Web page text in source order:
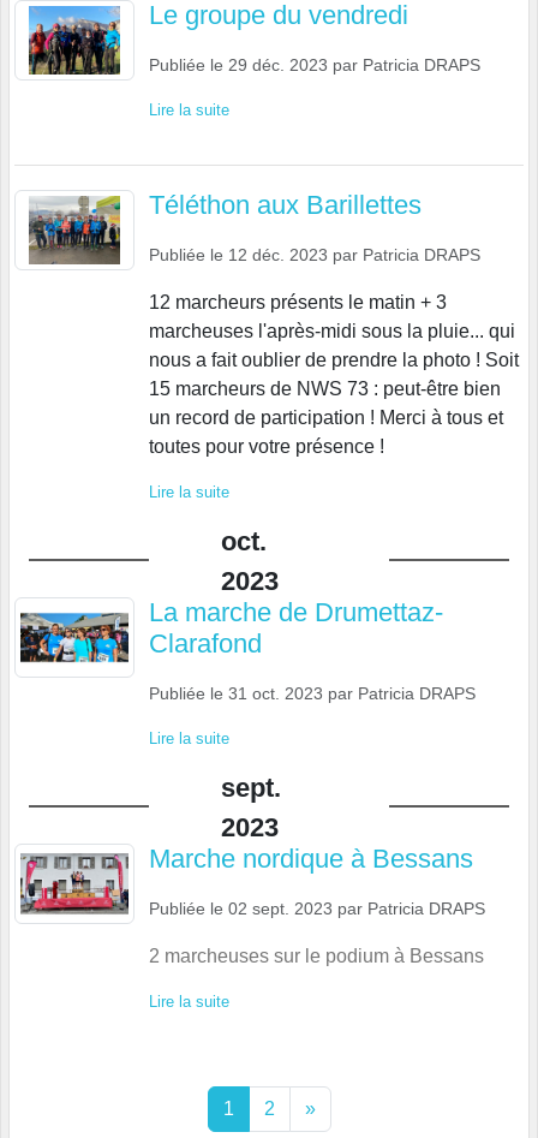
Le groupe du vendredi
Publiée le 29 déc. 2023 par Patricia DRAPS
Lire la suite
Téléthon aux Barillettes
Publiée le 12 déc. 2023 par Patricia DRAPS
12 marcheurs présents le matin + 3
marcheuses l'après-midi sous la pluie... qui
nous a fait oublier de prendre la photo ! Soit
15 marcheurs de NWS 73 : peut-être bien
un record de participation ! Merci à tous et
toutes pour votre présence !
Lire la suite
oct.
2023
La marche de Drumettaz-
Clarafond
Publiée le 31 oct. 2023 par Patricia DRAPS
Lire la suite
sept.
2023
Marche nordique à Bessans
Publiée le 02 sept. 2023 par Patricia DRAPS
2 marcheuses sur le podium à Bessans
Lire la suite
1 2 »